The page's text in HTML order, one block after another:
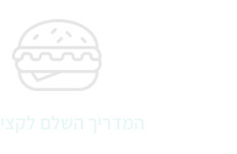
המדריך השלם